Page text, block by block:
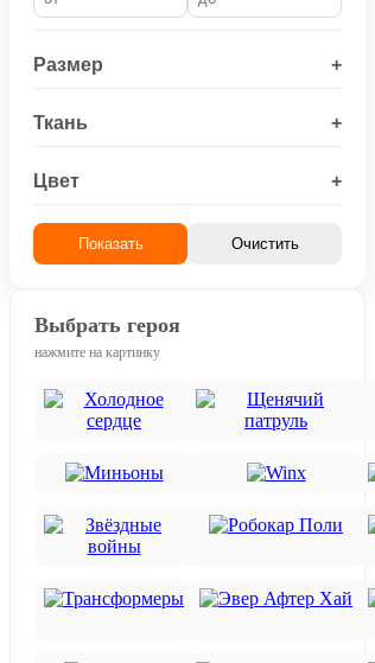
Размер +
Ткань +
Цвет +
Показать Очистить
Выбрать героя
нажмите на картинку